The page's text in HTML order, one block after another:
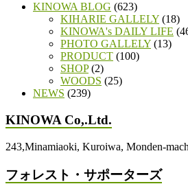
KINOWA BLOG (623)
KIHARIE GALLELY (18)
KINOWA's DAILY LIFE
PHOTO GALLELY (13)
PRODUCT (100)
SHOP(2)
WOODS (25)
NEWS (239)
KINOWA Co,.Ltd.
243,Minamiaoki, Kuroiwa, Monden-
フォレスト・サポーターズ